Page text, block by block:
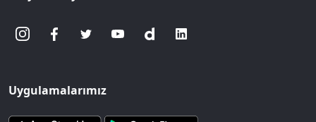
Uygulamalarımız